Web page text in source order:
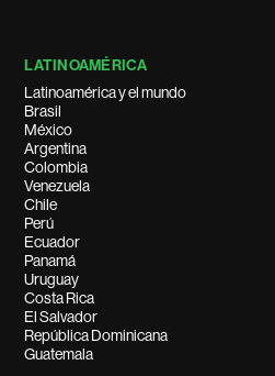
LATINOAMÉRICA
Latinoamérica y el mundo
Brasil
México
Argentina
Colombia
Venezuela
Chile
Perú
Ecuador
Panamá
Uruguay
Costa Rica
El Salvador
República Dominicana
Guatemala